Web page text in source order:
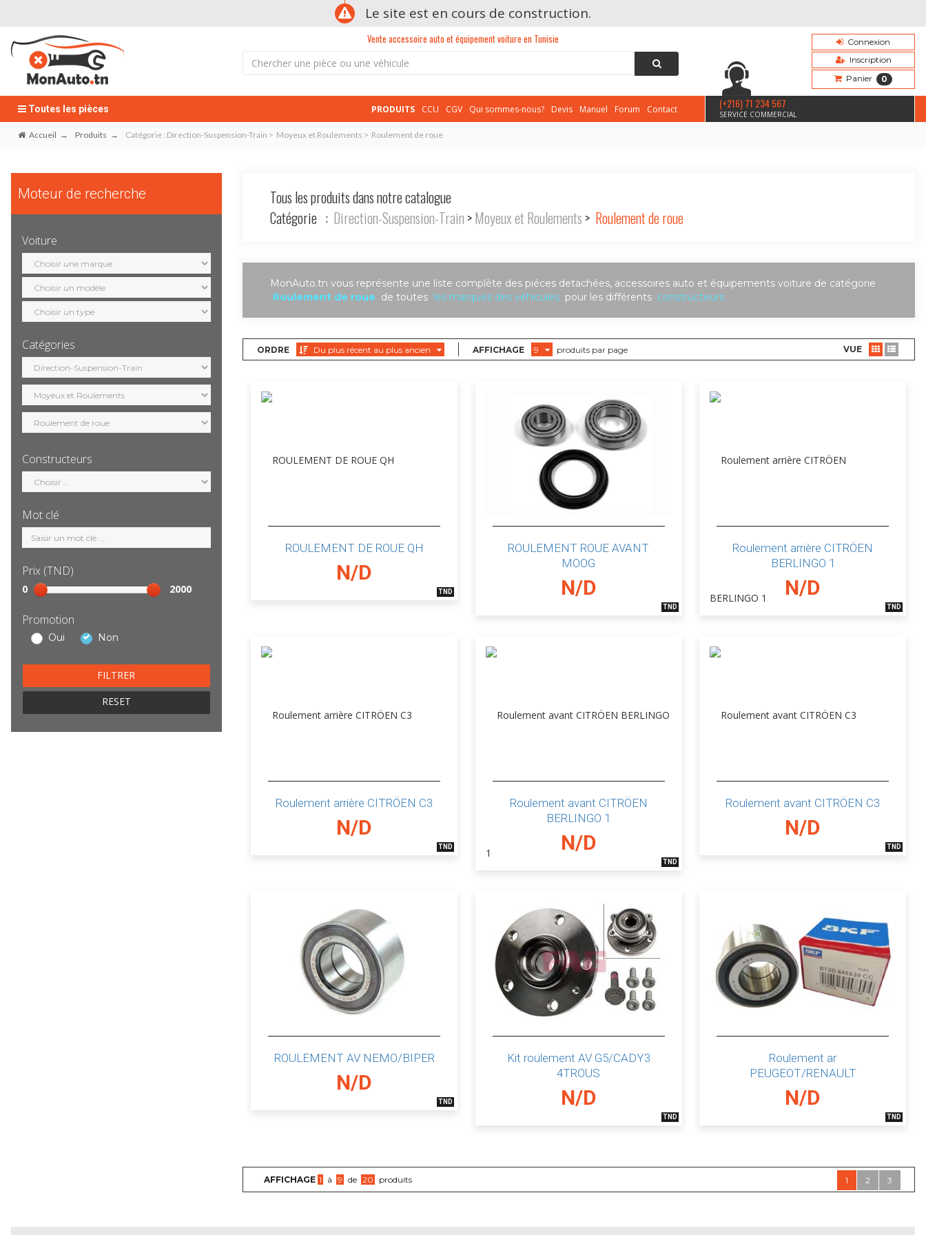
Le site est en cours de construction.
Vente accessoire auto et équipement voiture en Tunisie
Connexion
Inscription
Panier
0
Toutes les pièces PRODUITS CCU CGV Qui sommes-nous? Devis Manuel Forum Contact (+216) 71 234 567
SERVICE COMMERCIAL
Accueil Produits Catégorie : Direction-Suspension-Train > Moyeux et Roulements > Roulement de roue
Moteur de recherche
Voiture
Sélection
marque
Sélection
modèle
Sélection
motorisation
Catégories
Sélection
catégorie
Constructeurs
Sélection
constructeur
Mot clé
Mot
clé
Prix (TND)
Sélection
prix
0 2000
Promotion
Oui Non
RESET
Tous les produits dans notre catalogue
Catégorie : Direction-Suspension-Train >Moyeux et Roulements >Roulement de roue
MonAuto.tn vous représente une liste complète des piéces detachées, accessoires auto et équipements voiture de catégorie
Roulement de roue de toutes les marques des véhiculespour les différents constructeurs
ORDRE Du plus récent au plus ancien AFFICHAGE 9 produits par page VUE
ROULEMENT DE ROUE QH
N/D
TND
ROULEMENT ROUE AVANT
MOOG
N/D
TND
Roulement arrière CITRÖEN
BERLINGO 1
N/D
TND
Roulement arrière CITRÖEN C3
N/D
TND
Roulement avant CITRÖEN
BERLINGO 1
N/D
TND
Roulement avant CITRÖEN C3
N/D
TND
ROULEMENT AV NEMO/BIPER
N/D
TND
Kit roulement AV G5/CADY3
4TROUS
N/D
TND
Roulement ar
PEUGEOT/RENAULT
N/D
TND
AFFICHAGE 1 à 9 de 20 produits 1 2 3